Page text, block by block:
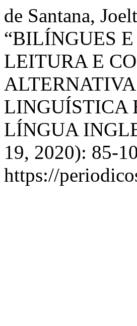
de Santana,
“BILÍNGUES
LEITURA E
LINGUÍSTICA
LÍNGUA
19, 2020): 85-
https://